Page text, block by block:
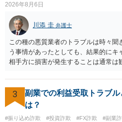
2026年8月6日
川添 圭 弁護士
この種の悪質業者のトラブルは時々
う事情があったとしても、結果的にキ
相手方に損害が発生することは通常は
ず、最寄りの消費生活センターへ相談
かのアドバイスを受けられることを
れば、弁護士へ依頼して警告しても
せん。
3
副業での利益受取トラブ
は？
#振り込め詐欺 #投資詐欺 #FX詐欺 #副業